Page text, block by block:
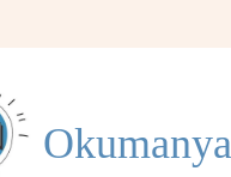
Okumanya